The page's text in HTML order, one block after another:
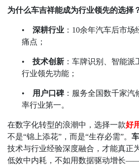
为什么车吉祥能成为行业领先的选择
• 深耕行业 ： 10余年汽车后市场
痛点；
• 技术创新 ：车牌识别、智能
行业领先功能；
• 用户口碑：服务全国数千家汽
率行业第一。
在数字化转型的浪潮中，选择一款好
不是“锦上添花” ，而是“生存必需”。
技术与行业经验深度融合，才能真正
低效中内耗，不如用数据驱动增长